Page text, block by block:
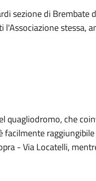
sezione di Brembate
stessa,
quagliodromo, che
- Via Locatelli,